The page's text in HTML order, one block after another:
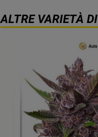
ALTRE VARIETÀ DI